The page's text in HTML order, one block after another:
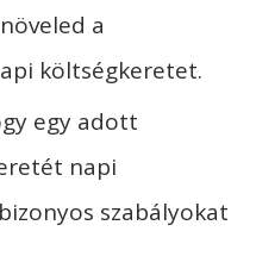
a
költségkeretet.
egy adott
napi
szabályokat